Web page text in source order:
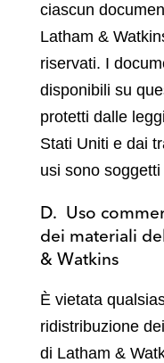
ciascun
Latham &
riservati. I
disponibili su
protetti dalle
Stati Uniti e dai
usi sono
D. Uso
dei materiali
& Watkins
È vietata
ridistribuzione
di Latham &